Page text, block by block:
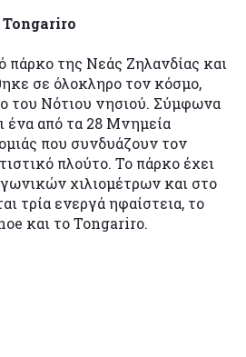
Tongariro
πάρκο της Νεάς Ζηλανδίας και
σε όλοκληρο τον κόσμο,
του Νότιου νησιού. Σύμφωνα
ένα από τα 28 Μνημεία
που συνδυάζουν τον
πλούτο. Το πάρκο έχει
χιλιομέτρων και στο
τρία ενεργά ηφαίστεια, το
και το Tongariro.